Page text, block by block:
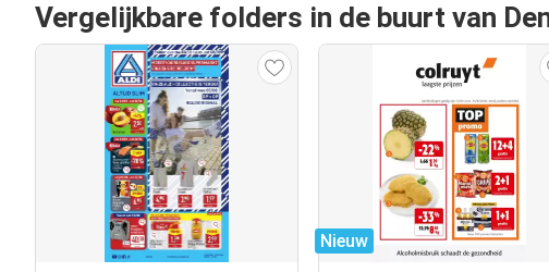
Vergelijkbare folders in de buurt van
Nieuw